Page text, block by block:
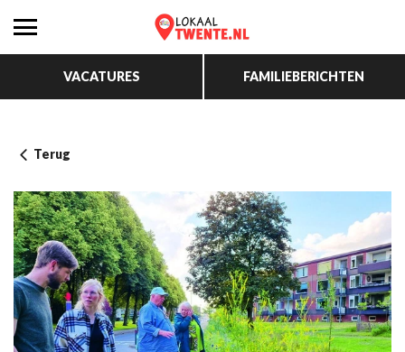
VACATURES FAMILIEBERICHTEN
Terug